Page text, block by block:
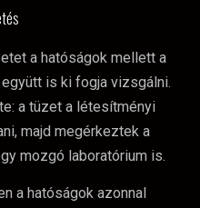
a hatóságok mellett a
is ki fogja vizsgálni.
a tüzet a létesítményi
majd megérkeztek a
mozgó laboratórium is.
a hatóságok azonnal